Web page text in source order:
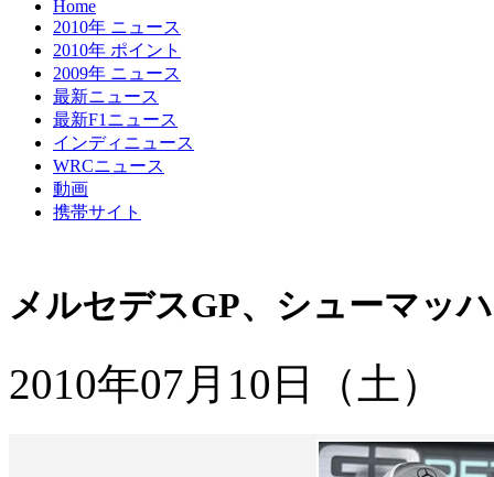
Home
2010年 ニュース
2010年 ポイント
2009年 ニュース
最新ニュース
最新F1ニュース
インディニュース
WRCニュース
動画
携帯サイト
メルセデスGP、シューマッ
2010年07月10日（土）